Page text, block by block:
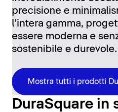
precisione e
l’intera gamma,
essere moderna e
sostenibile e durevole.
Mostra tutti i prodotti
DuraSquare in